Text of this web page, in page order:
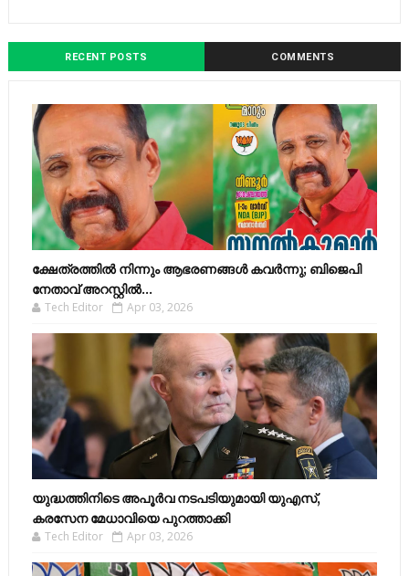
RECENT POSTS COMMENTS
ക്ഷേത്രത്തിൽ നിന്നും ആഭരണങ്ങൾ കവർന്നു; ബിജെപി
നേതാവ് അറസ്റ്റിൽ...
Tech Editor Apr 03, 2026
യുദ്ധത്തിനിടെ അപൂർവ നടപടിയുമായി യുഎസ്,
കരസേന മേധാവിയെ പുറത്താക്കി
Tech Editor Apr 03, 2026